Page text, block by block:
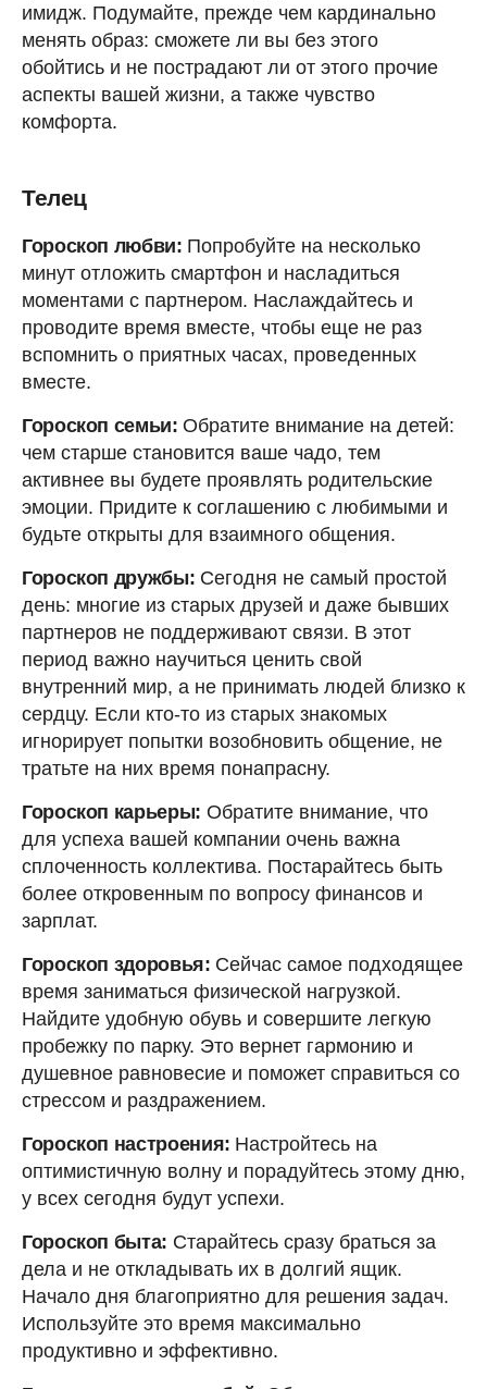
имидж. Подумайте, прежде чем кардинально
менять образ: сможете ли вы без этого
обойтись и не пострадают ли от этого прочие
аспекты вашей жизни, а также чувство
комфорта.
Телец
Гороскоп любви: Попробуйте на несколько
минут отложить смартфон и насладиться
моментами с партнером. Наслаждайтесь и
проводите время вместе, чтобы еще не раз
вспомнить о приятных часах, проведенных
вместе.
Гороскоп семьи:Обратите внимание на детей:
чем старше становится ваше чадо, тем
активнее вы будете проявлять родительские
эмоции. Придите к соглашению с любимыми и
будьте открыты для взаимного общения.
Гороскоп дружбы: Сегодня не самый простой
день: многие из старых друзей и даже бывших
партнеров не поддерживают связи. В этот
период важно научиться ценить свой
внутренний мир, а не принимать людей близко к
сердцу. Если кто-то из старых знакомых
игнорирует попытки возобновить общение, не
тратьте на них время понапрасну.
Гороскоп карьеры: Обратите внимание, что
для успеха вашей компании очень важна
сплоченность коллектива. Постарайтесь быть
более откровенным по вопросу финансов и
зарплат.
Гороскоп здоровья: Сейчас самое подходящее
время заниматься физической нагрузкой.
Найдите удобную обувь и совершите легкую
пробежку по парку. Это вернет гармонию и
душевное равновесие и поможет справиться со
стрессом и раздражением.
Гороскоп настроения: Настройтесь на
оптимистичную волну и порадуйтесь этому дню,
у всех сегодня будут успехи.
Гороскоп быта: Старайтесь сразу браться за
дела и не откладывать их в долгий ящик.
Начало дня благоприятно для решения задач.
Используйте это время максимально
продуктивно и эффективно.